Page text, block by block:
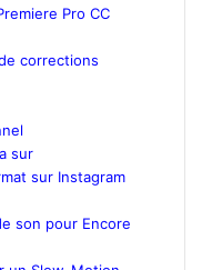
Pro CC
corrections
sur
sur Instagram
son pour Encore